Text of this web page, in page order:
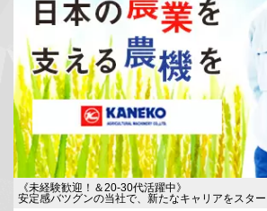
《未経験歓迎！＆20-30代活躍中》
安定感バツグンの当社で、新たなキャリアをスター